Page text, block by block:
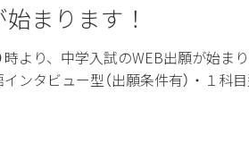
まります！
時より、中学入試のWEB出願が始ま
インタビュー型（出願条件有）・１科目